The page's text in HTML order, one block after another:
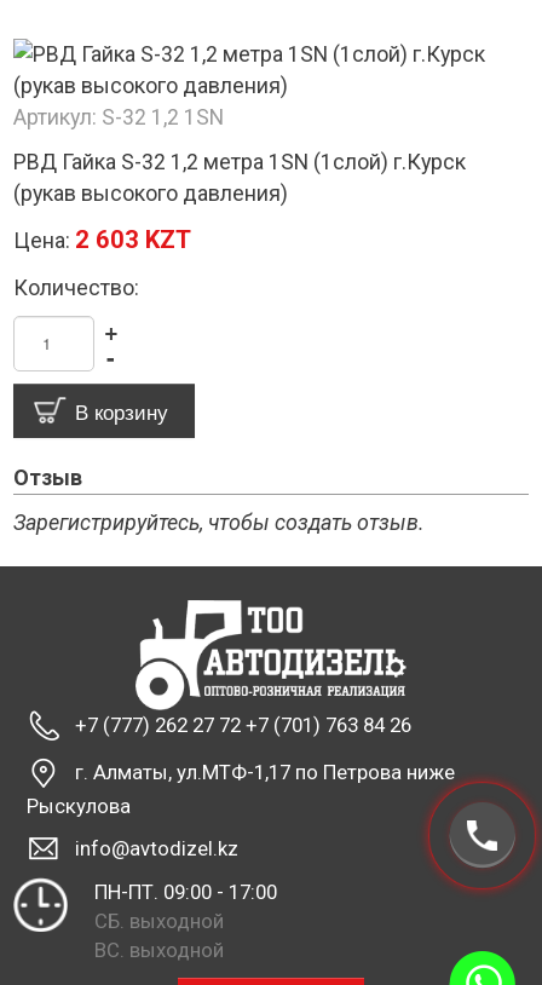
Артикул: S-32 1,2 1SN
РВД Гайка S-32 1,2 метра 1SN (1слой) г.Курск
(рукав высокого давления)
Цена: 2 603 KZT
Количество:
-
+
Отзыв
Зарегистрируйтесь, чтобы создать отзыв.
+7 (777) 262 27 72 +7 (701) 763 84 26
г. Алматы, ул.МТФ-1,17 по Петрова ниже
Рыскулова
info@avtodizel.kz
ПН-ПТ. 09:00 - 17:00
СБ. выходной
ВС. выходной